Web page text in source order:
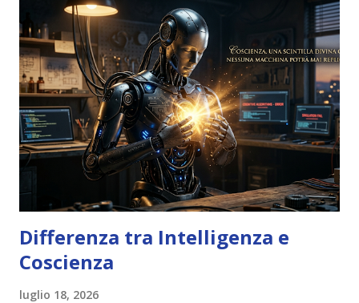
Differenza tra Intelligenza e
Coscienza
luglio 18, 2026